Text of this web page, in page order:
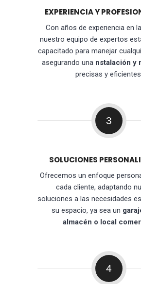
EXPERIENCIA Y
Con años de experiencia en
nuestro equipo de expertos
capacitado para manejar
asegurando una nstalación y
precisas y
3
SOLUCIONES
Ofrecemos un enfoque
cada cliente, adaptando
soluciones a las necesidades
su espacio, ya sea un
almacén o local
4